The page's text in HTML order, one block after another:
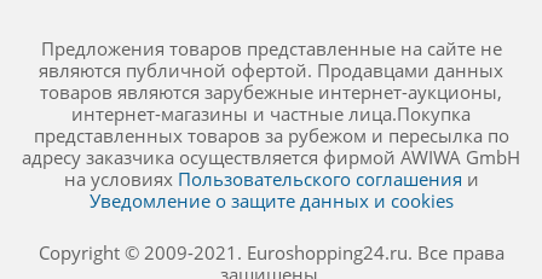
Предложения товаров представленные на сайте не
являются публичной офертой. Продавцами данных
товаров являются зарубежные интернет-аукционы,
интернет-магазины и частные лица.Покупка
представленных товаров за рубежом и пересылка по
адресу заказчика осуществляется фирмой AWIWA GmbH
на условиях Пользовательского соглашения и
Уведомление о защите данных и cookies
Copyright © 2009-2021. Euroshopping24.ru. Все права